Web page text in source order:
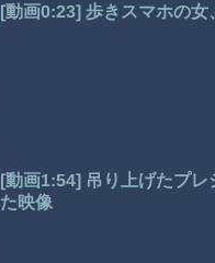
[動画0:23] 歩きスマホの
[動画1:54] 吊り上げたプ
た映像